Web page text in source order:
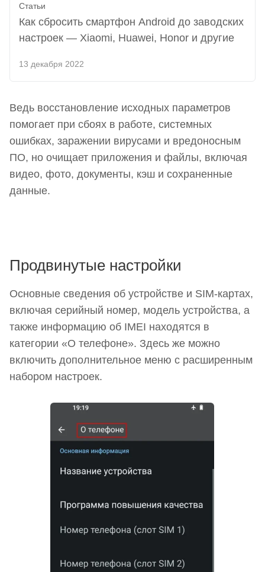
Статьи
Как сбросить смартфон Android до заводских
настроек — Xiaomi, Huawei, Honor и другие
13 декабря 2022
Ведь восстановление исходных параметров
помогает при сбоях в работе, системных
ошибках, заражении вирусами и вредоносным
ПО, но очищает приложения и файлы, включая
видео, фото, документы, кэш и сохраненные
данные.
Продвинутые настройки
Основные сведения об устройстве и SIM-картах,
включая серийный номер, модель устройства, а
также информацию об IMEI находятся в
категории «О телефоне». Здесь же можно
включить дополнительное меню с расширенным
набором настроек.